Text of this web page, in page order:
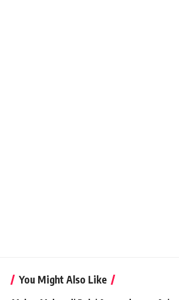
You Might Also Like